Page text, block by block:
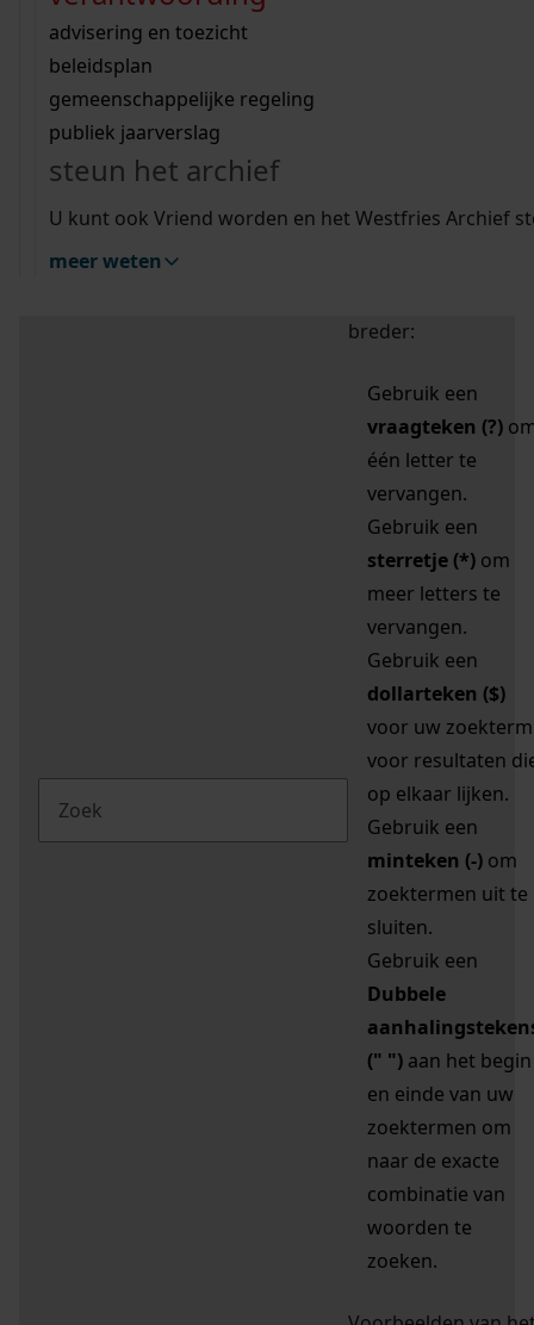
bouwvergunningen
omgevingsvergunningen
vergunningen
beeld en geluid
uitleg nodig?
Wij helpen u op weg met een aantal zoektips.
bekijk alle zoektips
Wij helpen u op weg met een aantal zoektips.
bekijk alle zoektips
bekijk ons geschiedenislokaal
advisering en toezicht
beleidsplan
gemeenschappelijke regeling
publiek jaarverslag
steun het archief
U kunt ook Vriend worden en het Westfries Archief
meer weten
zoektips
Mijn Studiezaal (inloggen)
uw zoekopdracht te
breder:
Gebruik een
vraagteken (?)
één letter te
vervangen.
Gebruik een
sterretje (*) om
meer letters te
vervangen.
Gebruik een
dollarteken ($)
voor uw zoekterm
voor resultaten
op elkaar lijken.
Gebruik een
minteken (-) om
zoektermen uit te
sluiten.
Gebruik een
Dubbele
(" ") aan het begin
en einde van uw
zoektermen om
naar de exacte
combinatie van
woorden te
zoeken.